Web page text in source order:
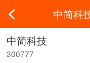
中简科
中简科技
300777